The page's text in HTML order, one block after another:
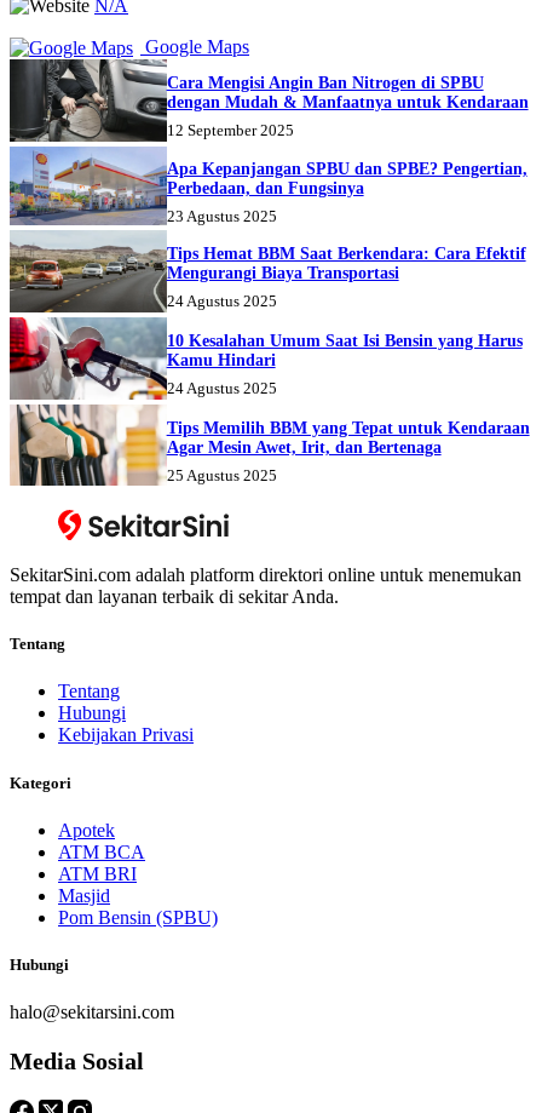
N/A
Google Maps
Cara Mengisi Angin Ban Nitrogen di SPBU
dengan Mudah & Manfaatnya untuk Kendaraan
12 September 2025
Apa Kepanjangan SPBU dan SPBE? Pengertian,
Perbedaan, dan Fungsinya
23 Agustus 2025
Tips Hemat BBM Saat Berkendara: Cara Efektif
Mengurangi Biaya Transportasi
24 Agustus 2025
10 Kesalahan Umum Saat Isi Bensin yang Harus
Kamu Hindari
24 Agustus 2025
Tips Memilih BBM yang Tepat untuk Kendaraan
Agar Mesin Awet, Irit, dan Bertenaga
25 Agustus 2025
SekitarSini.com adalah platform direktori online untuk menemukan
tempat dan layanan terbaik di sekitar Anda.
Tentang
Tentang
Hubungi
Kebijakan Privasi
Kategori
Apotek
ATM BCA
ATM BRI
Masjid
Pom Bensin (SPBU)
Hubungi
halo@sekitarsini.com
Media Sosial